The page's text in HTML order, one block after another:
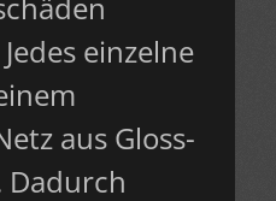
einzelne
aus Gloss-